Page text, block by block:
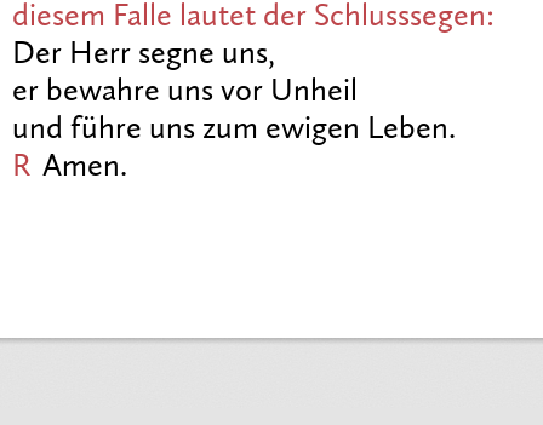
diesem Falle lautet der Schlusssegen:
Der Herr segne uns,
er bewahre uns vor Unheil
und führe uns zum ewigen Leben.
R Amen.